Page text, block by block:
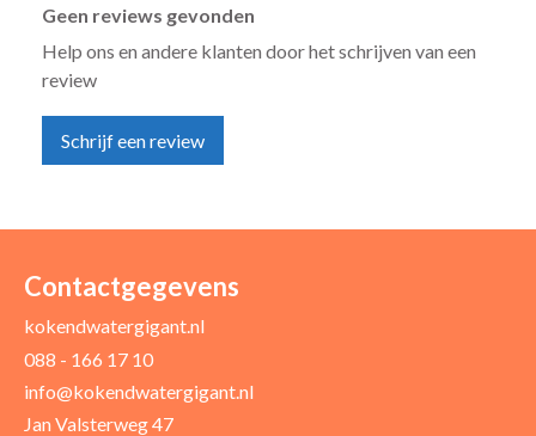
Geen reviews gevonden
Help ons en andere klanten door het schrijven van een
review
Schrijf een review
Uw naam *
Uw recensie *
Contactgegevens
kokendwatergigant.nl
088 - 166 17 10
info@kokendwatergigant.nl
Jan Valsterweg 47